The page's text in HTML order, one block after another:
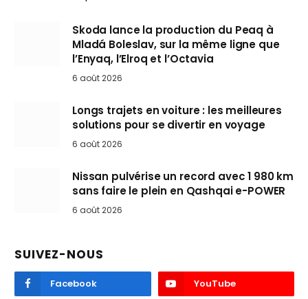
Skoda lance la production du Peaq à
Mladá Boleslav, sur la même ligne que
l’Enyaq, l’Elroq et l’Octavia
6 août 2026
Longs trajets en voiture : les meilleures
solutions pour se divertir en voyage
6 août 2026
Nissan pulvérise un record avec 1 980 km
sans faire le plein en Qashqai e-POWER
6 août 2026
SUIVEZ-NOUS
Facebook YouTube